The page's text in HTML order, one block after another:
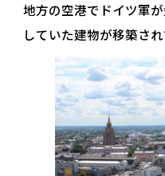
地方の空港でドイツ軍
していた建物が移築さ